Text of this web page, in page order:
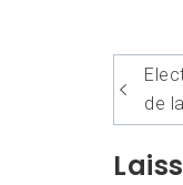
dede